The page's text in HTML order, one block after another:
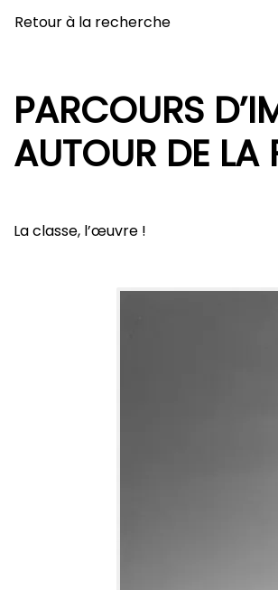
Retour à la recherche
PARCOURS
AUTOUR DE
La classe, l’œuvre !